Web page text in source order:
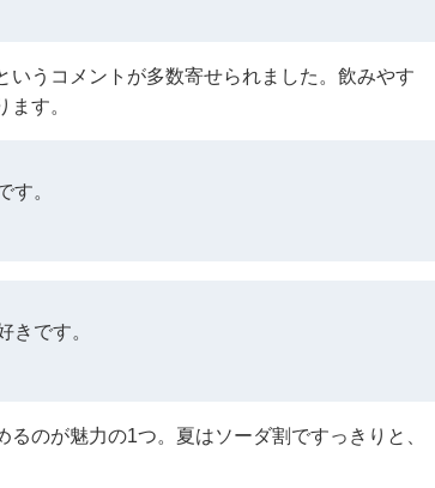
うコメントが多数寄せられました。飲みやす
す。
す。
きです。
のが魅力の1つ。夏はソーダ割ですっきりと、